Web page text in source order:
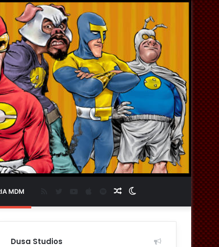
MDM
skin
Artigo
aleatório
Spotify
Dusa Studios